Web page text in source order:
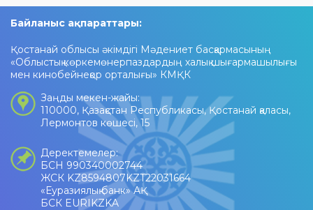
Байланыс ақпараттары:
Қостанай облысы әкімдігі Мәдениет басқармасының
«Облыстық көркемөнерпаздардың халық шығармашылығы
мен кинобейнеқор орталығы» КМҚК
Заңды мекен-жайы:
110000, Қазақстан Республикасы, Қостанай қаласы,
Лермонтов көшесі, 15
Деректемелер:
БСН 990340002744
ЖСК KZ8594807KZT22031664
«Еуразиялық банк» АҚ
БСК EURIKZKA